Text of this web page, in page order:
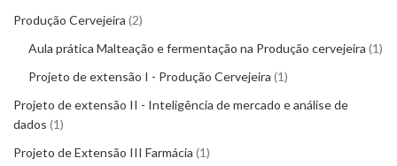
Produção Cervejeira 2
Aula prática Malteação e fermentação na Produção cervejeira 1
Projeto de extensão I - Produção Cervejeira 1
Projeto de extensão II - Inteligência de mercado e análise de
dados 1
Projeto de Extensão III Farmácia 1